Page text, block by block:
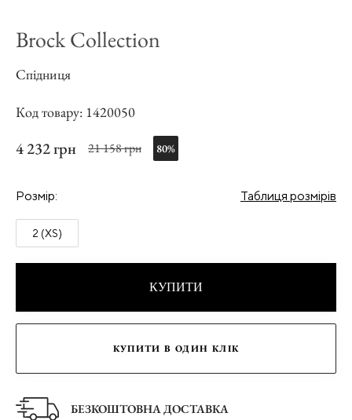
Brock Collection
Спідниця
Код товару: 1420050
4 232 грн 21 158 грн 80%
Розмір: Таблиця розмірів
2 (XS)
КУПИТИ
КУПИТИ В ОДИН КЛІК
БЕЗКОШТОВНА ДОСТАВКА